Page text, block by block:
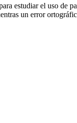
estudiar el uso de
un error